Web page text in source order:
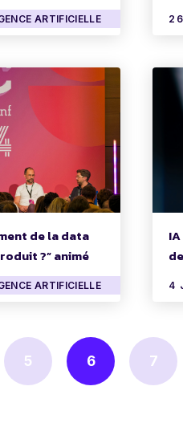
ARTIFICIELLE
de la data
?” animé
ARTIFICIELLE 4
5 6 7